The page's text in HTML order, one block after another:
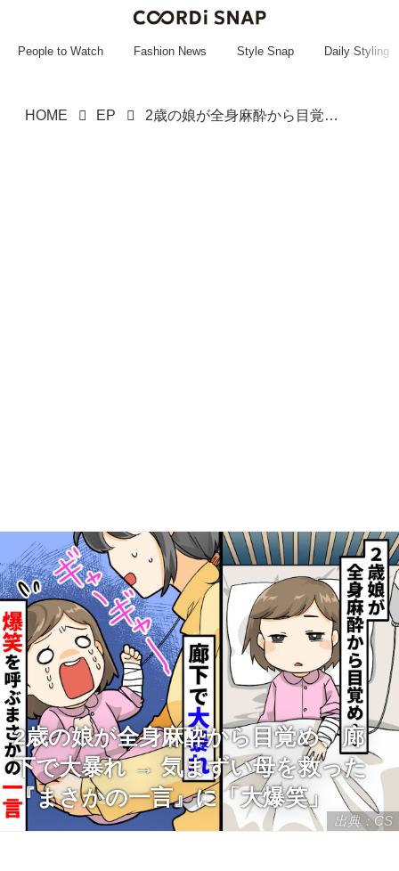
~~~~~~~~~~~
People to Watch Fashion News Style Snap Daily Styling
HOME EP 2歳の娘が全身麻酔から目覚め、廊下で大暴れ → 気まずい母を救った『まさかの一言』に「大爆笑」
出典：CS
2歳の娘が全身麻酔から目覚め、廊
下で大暴れ → 気まずい母を救った
『まさかの一言』に「大爆笑」